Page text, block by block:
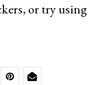
or try using